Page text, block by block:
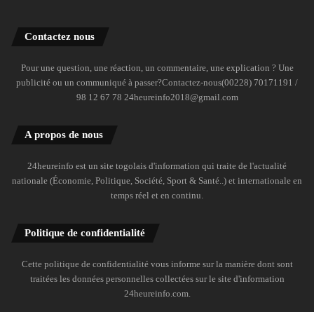
Contactez nous
Pour une question, une réaction, un commentaire, une explication ? Une
publicité ou un communiqué à passer?Contactez-nous(00228) 70171191 /
98 12 67 78 24heureinfo2018@gmail.com
A propos de nous
24heureinfo est un site togolais d'information qui traite de l'actualité
nationale (Économie, Politique, Société, Sport & Santé..) et internationale en
temps réel et en continu.
Politique de confidentialité
Cette politique de confidentialité vous informe sur la manière dont sont
traitées les données personnelles collectées sur le site d'information
24heureinfo.com.